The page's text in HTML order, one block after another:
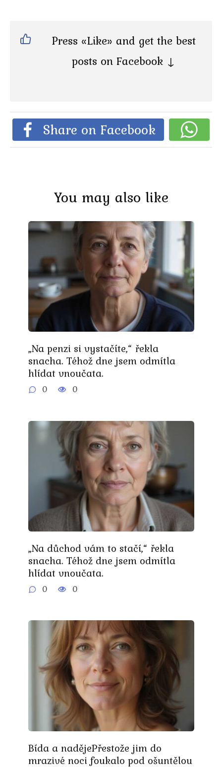
Press «Like» and get the best
posts on Facebook ↓
Share on Facebook
You may also like
„Na penzi si vystačíte,“ řekla
snacha. Téhož dne jsem odmítla
hlídat vnoučata.
0 0
„Na důchod vám to stačí,“ řekla
snacha. Téhož dne jsem odmítla
hlídat vnoučata.
0 0
Bída a nadějePřestože jim do
mrazivé noci foukalo pod ošuntělou